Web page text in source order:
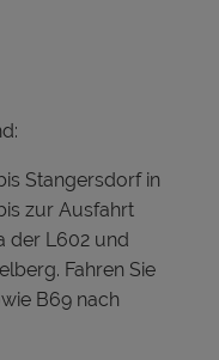
Stangersdorf in
zur Ausfahrt
der L602 und
Fahren Sie
B69 nach